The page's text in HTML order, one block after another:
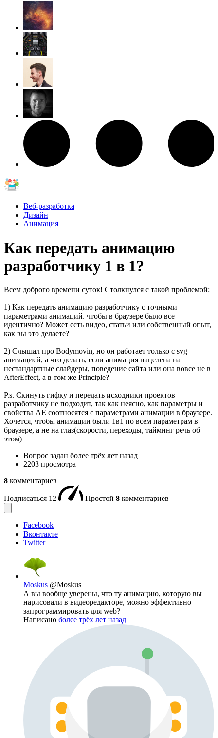
Веб-разработка
Дизайн
Анимация
Как передать анимацию
разработчику 1 в 1?
Всем доброго времени суток! Столкнулся с такой проблемой:
1) Как передать анимацию разработчику с точными
параметрами анимаций, чтобы в браузере было все
идентично? Может есть видео, статьи или собственный опыт,
как вы это делаете?
2) Слышал про Bodymovin, но он работает только с svg
анимацией, а что делать, если анимация нацелена на
нестандартные слайдеры, поведение сайта или она вовсе не в
AfterEffect, а в том же Principle?
P.s. Скинуть гифку и передать исходники проектов
разработчику не подходит, так как неясно, как параметры и
свойства АЕ соотносятся с параметрами анимации в браузере.
Хочется, чтобы анимации были 1в1 по всем параметрам в
браузере, а не на глаз(скорости, переходы, тайминг речь об
этом)
Вопрос задан более трёх лет назад
2203 просмотра
8 комментариев
Подписаться 12 Простой 8 комментариев
Facebook
Вконтакте
Twitter
Moskus @Moskus
А вы вообще уверены, что ту анимацию, которую вы
нарисовали в видеоредакторе, можно эффективно
запрограммировать для web?
Написано более трёх лет назад